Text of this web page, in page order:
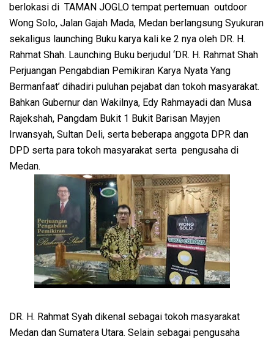
berlokasi di TAMAN JOGLO tempat pertemuan outdoor
Wong Solo, Jalan Gajah Mada, Medan berlangsung Syukuran
sekaligus launching Buku karya kali ke 2 nya oleh DR. H.
Rahmat Shah. Launching Buku berjudul ‘DR. H. Rahmat Shah
Perjuangan Pengabdian Pemikiran Karya Nyata Yang
Bermanfaat’ dihadiri puluhan pejabat dan tokoh masyarakat.
Bahkan Gubernur dan Wakilnya, Edy Rahmayadi dan Musa
Rajekshah, Pangdam Bukit 1 Bukit Barisan Mayjen
Irwansyah, Sultan Deli, serta beberapa anggota DPR dan
DPD serta para tokoh masyarakat serta pengusaha di
Medan.
DR. H. Rahmat Syah dikenal sebagai tokoh masyarakat
Medan dan Sumatera Utara. Selain sebagai pengusaha